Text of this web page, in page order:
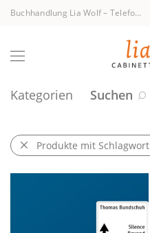
Buchhandlung Lia Wolf– Telefon +43 1 512 40 94
Kategorien Suchen
Produkte mit Schlagwort